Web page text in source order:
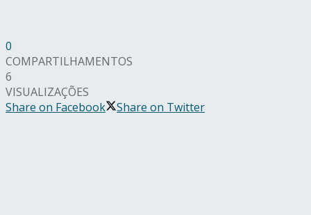
0
COMPARTILHAMENTOS
6
VISUALIZAÇÕES
Share on Facebook
Share on Twitter